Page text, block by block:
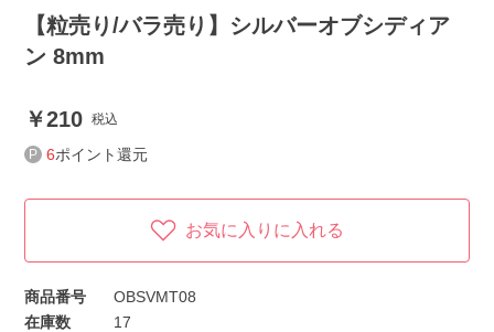
【粒売り/バラ売り】シルバーオブシディア
ン 8mm
210 税込
6ポイント還元
お気に入りに入れる
商品番号
OBSVMT08
在庫数
17